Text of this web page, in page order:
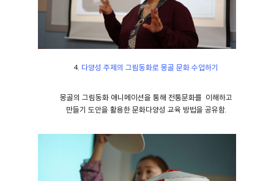
4. 다양성 주제의 그림동화로 몽골 문화 수업하기
몽골의 그림동화 애니메이션을 통해 전통문화를 이해하고
만들기 도안을 활용한 문화다양성 교육 방법을 공유함.